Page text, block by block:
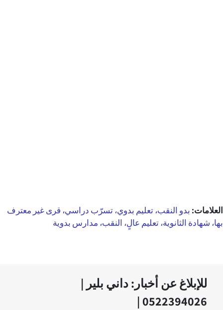
العلامات: بدو النقب، تعليم بدوي، تسرّب دراسي، قرى غير معترف
بها، شهادة الثانوية، تعليم عالٍ، النقب، مدارس بدوية
للإبلاغ عن أخبار: داني بلير |
0522394026 |